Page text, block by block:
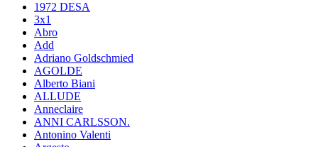
1972 DESA
3x1
Abro
Add
Adriano Goldschmied
AGOLDE
Alberto Biani
ALLUDE
Anneclaire
ANNI CARLSSON.
Antonino Valenti